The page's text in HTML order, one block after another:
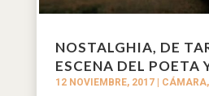
NOSTALGHIA, DE
ESCENA DEL POETA
12 NOVIEMBRE, 2017|